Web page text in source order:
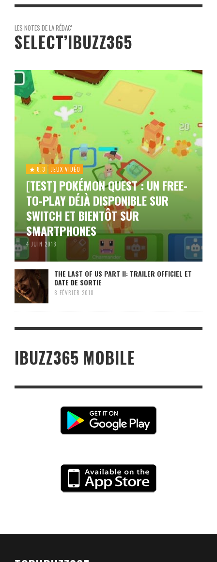
LES NOTES DE LA RÉDAC'
SELECT’IBUZZ365
8.3 JEUX VIDÉO
[TEST] POKÉMON QUEST : UN FREE-
TO-PLAY DÉJÀ DISPONIBLE SUR
SWITCH ET BIENTÔT SUR
SMARTPHONES
4 JUIN 2018
THE LAST OF US PART II: TRAILER OFFICIEL ET
DATE DE SORTIE
8 FÉVRIER 2018
IBUZZ365 MOBILE